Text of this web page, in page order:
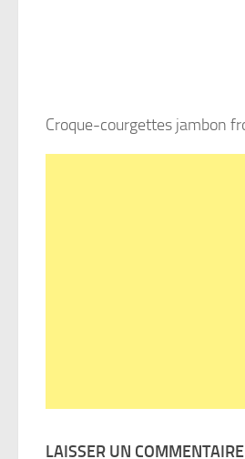
Croque-courgettes jambon
LAISSER UN COMMENTAIRE